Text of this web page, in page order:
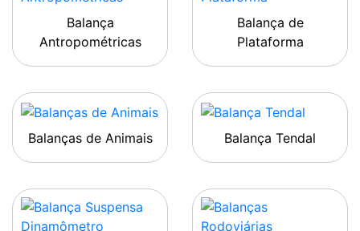
Balança
Antropométricas
Balança de
Plataforma
Balanças de Animais Balança Tendal